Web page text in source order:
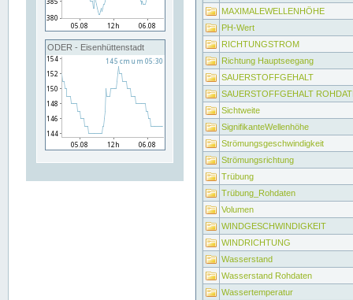
ODER - Eisenhüttenstadt
MAXIMALEWELLENHÖHE
PH-Wert
RICHTUNGSTROM
Richtung Hauptseegang
SAUERSTOFFGEHALT
SAUERSTOFFGEHALT
Sichtweite
SignifikanteWellenhöhe
Strömungsgeschwindigkeit
Strömungsrichtung
Trübung
Trübung_Rohdaten
Volumen
WINDGESCHWINDIGKEIT
WINDRICHTUNG
Wasserstand
Wasserstand Rohdaten
Wassertemperatur